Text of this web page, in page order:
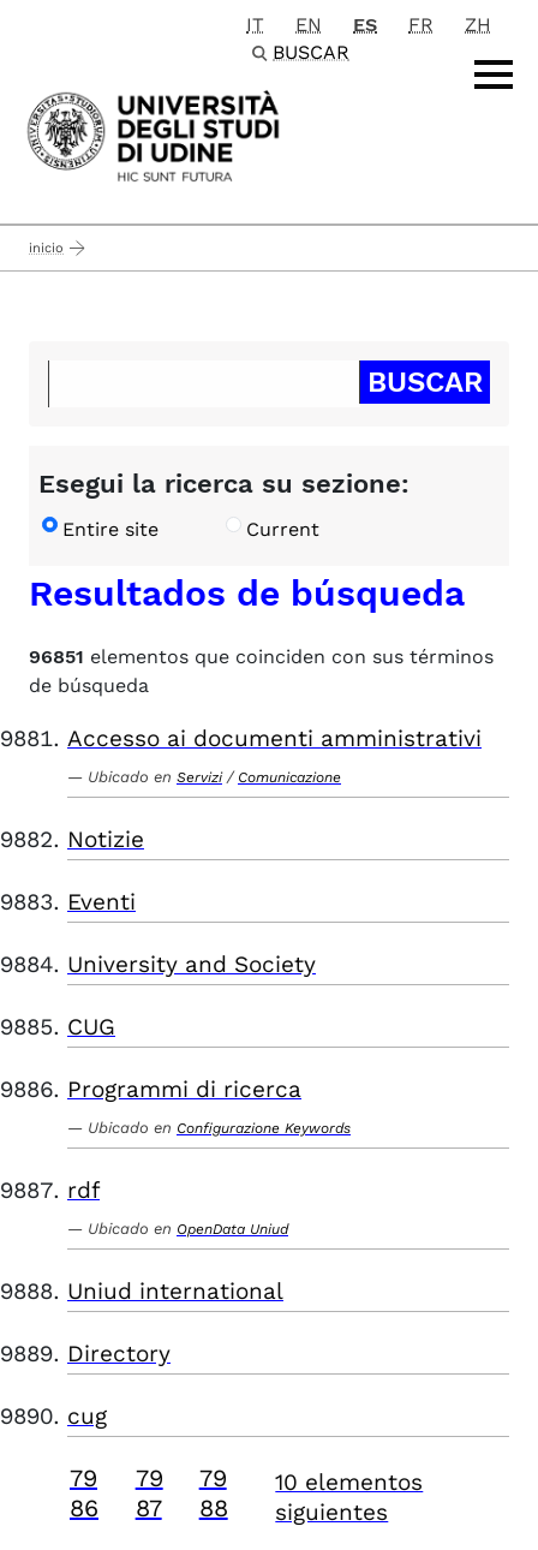
Passa al contenuto principale
IT EN ES FR
ZH
BUSCAR
inicio
Esegui la ricerca su sezione:
Entire site Current
Resultados de búsqueda
96851 elementos que coinciden con sus términos
de búsqueda
Accesso ai documenti amministrativi
Ubicado en Servizi / Comunicazione
Notizie
Eventi
University and Society
CUG
Programmi di ricerca
Ubicado en Configurazione Keywords
rdf
Ubicado en OpenData Uniud
Uniud international
Directory
cug
79
86
79
87
79
88
10 elementos
siguientes